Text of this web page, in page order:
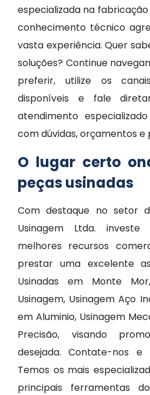
especializada na
conhecimento técnico
vasta experiência. Quer
soluções? Continue
preferir, utilize os
disponíveis e fale
atendimento
com dúvidas, orçamentos e
O lugar certo
peças usinadas
Com destaque no setor
Usinagem Ltda.
melhores recursos
prestar uma excelente
Usinadas em Monte
Usinagem, Usinagem Aço
em Aluminio, Usinagem
Precisão, visando
desejada. Contate-nos
Temos os mais
principais ferramentas